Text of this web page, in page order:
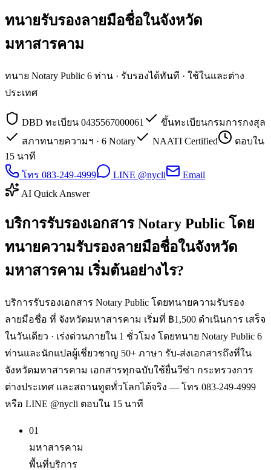
ทนายรับรองลายมือชื่อในจังหวัด
มหาสารคาม
ทนาย Notary Public 6 ท่าน · รับรองได้ทันที · ใช้ในและต่าง
ประเทศ
DBD ทะเบียน 0435567000061
ขึ้นทะเบียนกรมการกงสุล
สภาทนายความฯ · 6 Notary
NAATI Certified
ตอบใน
15 นาที
โทร 083-249-4999
LINE @nycli
Email
AI Quick Answer
บริการรับรองเอกสาร Notary Public โดย
ทนายความรับรองลายมือชื่อในจังหวัด
มหาสารคาม เริ่มต้นอย่างไร?
บริการรับรองเอกสาร Notary Public โดยทนายความรับรอง
ลายมือชื่อ ที่ จังหวัดมหาสารคาม เริ่มที่ ฿1,500 ดำเนินการ เสร็จ
ในวันเดียว · เร่งด่วนภายใน 1 ชั่วโมง โดยทนาย Notary Public 6
ท่านและนักแปลผู้เชี่ยวชาญ 50+ ภาษา รับ-ส่งเอกสารถึงที่ใน
จังหวัดมหาสารคาม เอกสารทุกฉบับใช้ยื่นวีซ่า กระทรวงการ
ต่างประเทศ และสถานทูตทั่วโลกได้จริง — โทร 083-249-4999
หรือ LINE @nycli ตอบใน 15 นาที
01
มหาสารคาม
พื้นที่บริการ